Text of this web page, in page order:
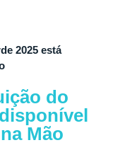
2025 está
do
Mão